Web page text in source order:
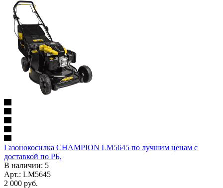
Газонокосилка CHAMPION LM5645 по лучшим ценам с
доставкой по РБ,
В наличии: 5
Арт.: LM5645
2 000 руб.